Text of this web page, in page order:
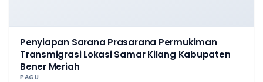
Penyiapan Sarana Prasarana Permukiman
Transmigrasi Lokasi Samar Kilang Kabupaten
Bener Meriah
PAGU